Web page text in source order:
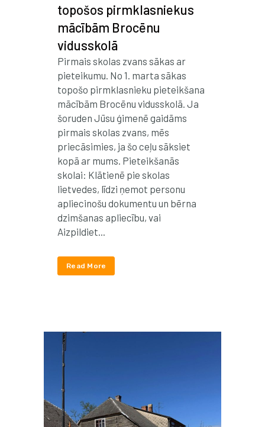
topošos pirmklasniekus
mācībām Brocēnu
vidusskolā
Pirmais skolas zvans sākas ar
pieteikumu. No 1. marta sākas
topošo pirmklasnieku pieteikšana
mācībām Brocēnu vidusskolā. Ja
šoruden Jūsu ģimenē gaidāms
pirmais skolas zvans, mēs
priecāsimies, ja šo ceļu sāksiet
kopā ar mums. Pieteikšanās
skolai: Klātienē pie skolas
lietvedes, līdzi ņemot personu
apliecinošu dokumentu un bērna
dzimšanas apliecību, vai
Aizpildiet...
Read More